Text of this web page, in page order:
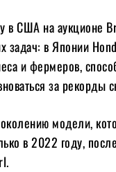
в США на аукционе
задач: в Японии
и фермеров,
за рекорды
модели,
в 2022 году,